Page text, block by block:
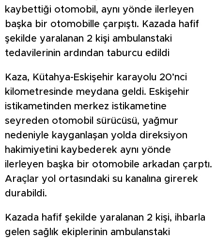
kaybettiği otomobil, aynı yönde ilerleyen
başka bir otomobille çarpıştı. Kazada hafif
şekilde yaralanan 2 kişi ambulanstaki
tedavilerinin ardından taburcu edildi
Kaza, Kütahya-Eskişehir karayolu 20’nci
kilometresinde meydana geldi. Eskişehir
istikametinden merkez istikametine
seyreden otomobil sürücüsü, yağmur
nedeniyle kayganlaşan yolda direksiyon
hakimiyetini kaybederek aynı yönde
ilerleyen başka bir otomobile arkadan çarptı.
Araçlar yol ortasındaki su kanalına girerek
durabildi.
Kazada hafif şekilde yaralanan 2 kişi, ihbarla
gelen sağlık ekiplerinin ambulanstaki